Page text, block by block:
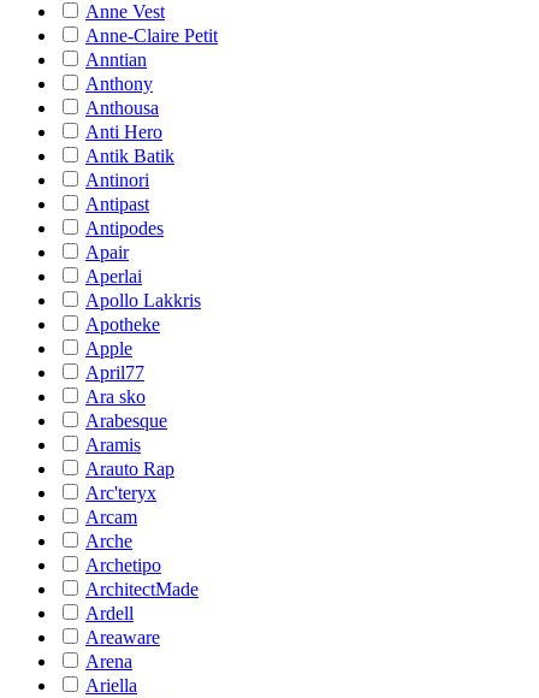
Anne Vest
Anne-Claire Petit
Anntian
Anthony
Anthousa
Anti Hero
Antik Batik
Antinori
Antipast
Antipodes
Apair
Aperlai
Apollo Lakkris
Apotheke
Apple
April77
Ara sko
Arabesque
Aramis
Arauto Rap
Arc'teryx
Arcam
Arche
Archetipo
ArchitectMade
Ardell
Areaware
Arena
Ariella